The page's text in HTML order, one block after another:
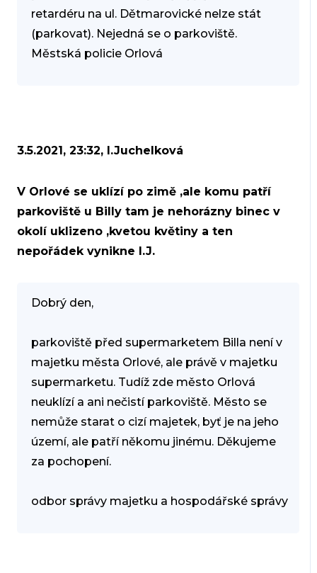
retardéru na ul. Dětmarovické nelze stát
(parkovat). Nejedná se o parkoviště.
Městská policie Orlová
3.5.2021, 23:32, I.Juchelková
V Orlové se uklízí po zimě ,ale komu patří
parkoviště u Billy tam je nehorázny binec v
okolí uklizeno ,kvetou květiny a ten
nepořádek vynikne I.J.
Dobrý den,
parkoviště před supermarketem Billa není v
majetku města Orlové, ale právě v majetku
supermarketu. Tudíž zde město Orlová
neuklízí a ani nečistí parkoviště. Město se
nemůže starat o cizí majetek, byť je na jeho
území, ale patří někomu jinému. Děkujeme
za pochopení.
odbor správy majetku a hospodářské správy